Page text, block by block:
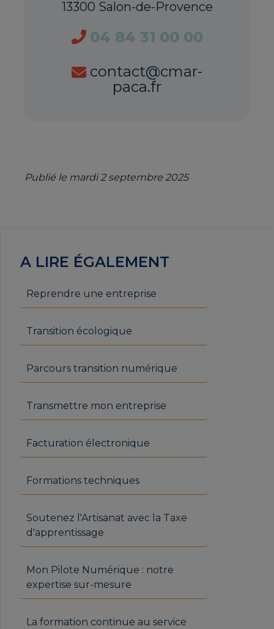
13300 Salon-de-Provence
04 84 31 00 00
contact@cmar-
paca.fr
Publié le mardi 2 septembre 2025
A LIRE ÉGALEMENT
Reprendre une entreprise
Transition écologique
Parcours transition numérique
Transmettre mon entreprise
Facturation électronique
Formations techniques
Soutenez l'Artisanat avec la Taxe
d'apprentissage
Mon Pilote Numérique : notre
expertise sur-mesure
La formation continue au service